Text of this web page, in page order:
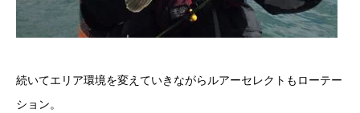
続いてエリア環境を変えていきながらルアーセレクトもローテー
ション。